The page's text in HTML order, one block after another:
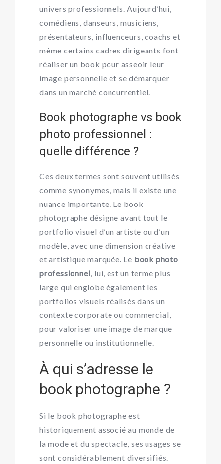
univers professionnels. Aujourd’hui,
comédiens, danseurs, musiciens,
présentateurs, influenceurs, coachs et
même certains cadres dirigeants font
réaliser un book pour asseoir leur
image personnelle et se démarquer
dans un marché concurrentiel.
Book photographe vs book
photo professionnel :
quelle différence ?
Ces deux termes sont souvent utilisés
comme synonymes, mais il existe une
nuance importante. Le book
photographe désigne avant tout le
portfolio visuel d’un artiste ou d’un
modèle, avec une dimension créative
et artistique marquée. Le book photo
professionnel, lui, est un terme plus
large qui englobe également les
portfolios visuels réalisés dans un
contexte corporate ou commercial,
pour valoriser une image de marque
personnelle ou institutionnelle.
À qui s’adresse le
book photographe ?
Si le book photographe est
historiquement associé au monde de
la mode et du spectacle, ses usages se
sont considérablement diversifiés.